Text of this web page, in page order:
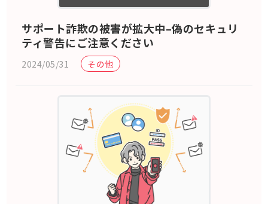
サポート詐欺の被害が拡大中–偽のセキュリ
ティ警告にご注意ください
2024/05/31 その他